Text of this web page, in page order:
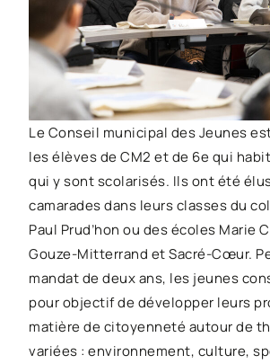
Le Conseil municipal des Jeunes
les élèves de CM2 et de 6e qui
qui y sont scolarisés. Ils ont été
camarades dans leurs classes du
Paul Prud’hon ou des écoles Marie
Gouze-Mitterrand et Sacré-Cœur.
mandat de deux ans, les jeunes
pour objectif de développer leurs
matière de citoyenneté autour de
variées : environnement, culture,